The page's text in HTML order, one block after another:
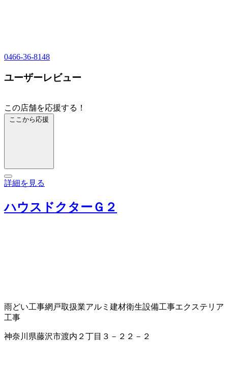
0466-36-8148
ユーザーレビュー
この店舗を応援する！
ここから応援
詳細を見る
ハウスドクターＧ２
雨どい工事網戸取扱業アルミ建材衛生設備工事エクステリア
工事
神奈川県藤沢市渡内２丁目３－２２－２